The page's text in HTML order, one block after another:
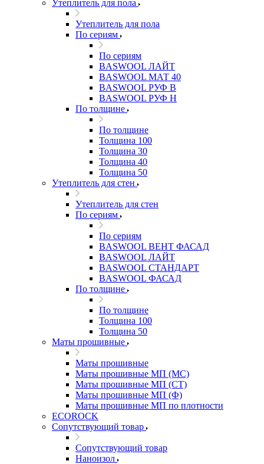
Утеплитель для пола
Утеплитель для пола
По сериям
По сериям
BASWOOL ЛАЙТ
BASWOOL МАТ 40
BASWOOL РУФ В
BASWOOL РУФ Н
По толщине
По толщине
Толщина 100
Толщина 30
Толщина 40
Толщина 50
Утеплитель для стен
Утеплитель для стен
По сериям
По сериям
BASWOOL ВЕНТ ФАСАД
BASWOOL ЛАЙТ
BASWOOL СТАНДАРТ
BASWOOL ФАСАД
По толщине
По толщине
Толщина 100
Толщина 50
Маты прошивные
Маты прошивные
Маты прошивные МП (МС)
Маты прошивные МП (СТ)
Маты прошивные МП (Ф)
Маты прошивные МП по плотности
ECOROCK
Сопутствующий товар
Сопутствующий товар
Наноизол